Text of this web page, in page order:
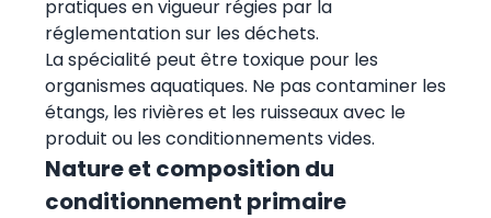
pratiques en vigueur régies par la
réglementation sur les déchets.
La spécialité peut être toxique pour les
organismes aquatiques. Ne pas contaminer les
étangs, les rivières et les ruisseaux avec le
produit ou les conditionnements vides.
Nature et composition du
conditionnement primaire